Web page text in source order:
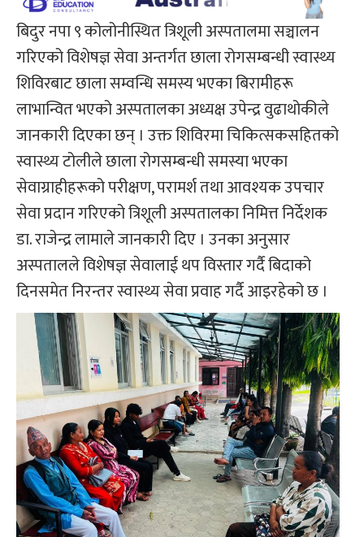
बिदुर नपा ९ कोलोनीस्थित त्रिशूली अस्पतालमा सञ्चालन
गरिएको विशेषज्ञ सेवा अन्तर्गत छाला रोगसम्बन्धी स्वास्थ्य
शिविरबाट छाला सम्वन्धि समस्य भएका बिरामीहरू
लाभान्वित भएको अस्पतालका अध्यक्ष उपेन्द्र वुढाथोकीले
जानकारी दिएका छन् । उक्त शिविरमा चिकित्सकसहितको
स्वास्थ्य टोलीले छाला रोगसम्बन्धी समस्या भएका
सेवाग्राहीहरूको परीक्षण, परामर्श तथा आवश्यक उपचार
सेवा प्रदान गरिएको त्रिशूली अस्पतालका निमित्त निर्देशक
डा. राजेन्द्र लामाले जानकारी दिए । उनका अनुसार
अस्पतालले विशेषज्ञ सेवालाई थप विस्तार गर्दै बिदाको
दिनसमेत निरन्तर स्वास्थ्य सेवा प्रवाह गर्दै आइरहेको छ ।